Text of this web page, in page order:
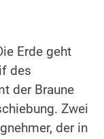
Erde geht
des
der Braune
Zwei
der in